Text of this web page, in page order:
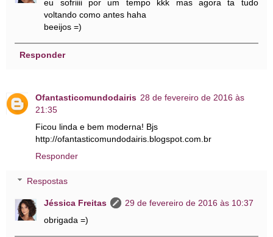
eu sofriiii por um tempo kkk mas agora ta tudo
voltando como antes haha
beeijos =)
Responder
Ofantasticomundodairis 28 de fevereiro de 2016 às
21:35
Ficou linda e bem moderna! Bjs
http://ofantasticomundodairis.blogspot.com.br
Responder
Respostas
Jéssica Freitas
29 de fevereiro de 2016 às 10:37
obrigada =)